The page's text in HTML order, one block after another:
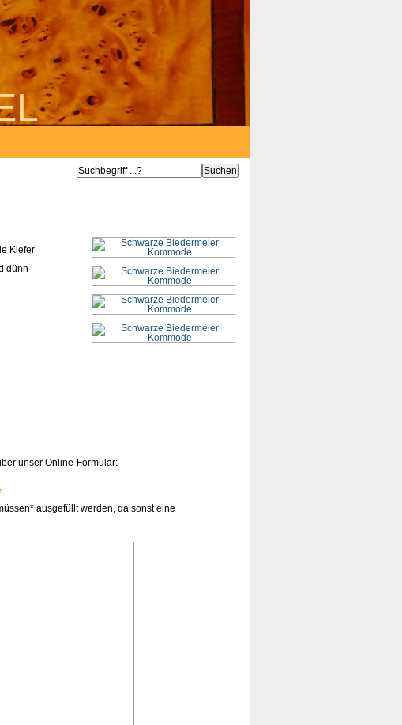
Kiefer
dünn
unser Online-Formular:
ausgefüllt werden, da sonst eine